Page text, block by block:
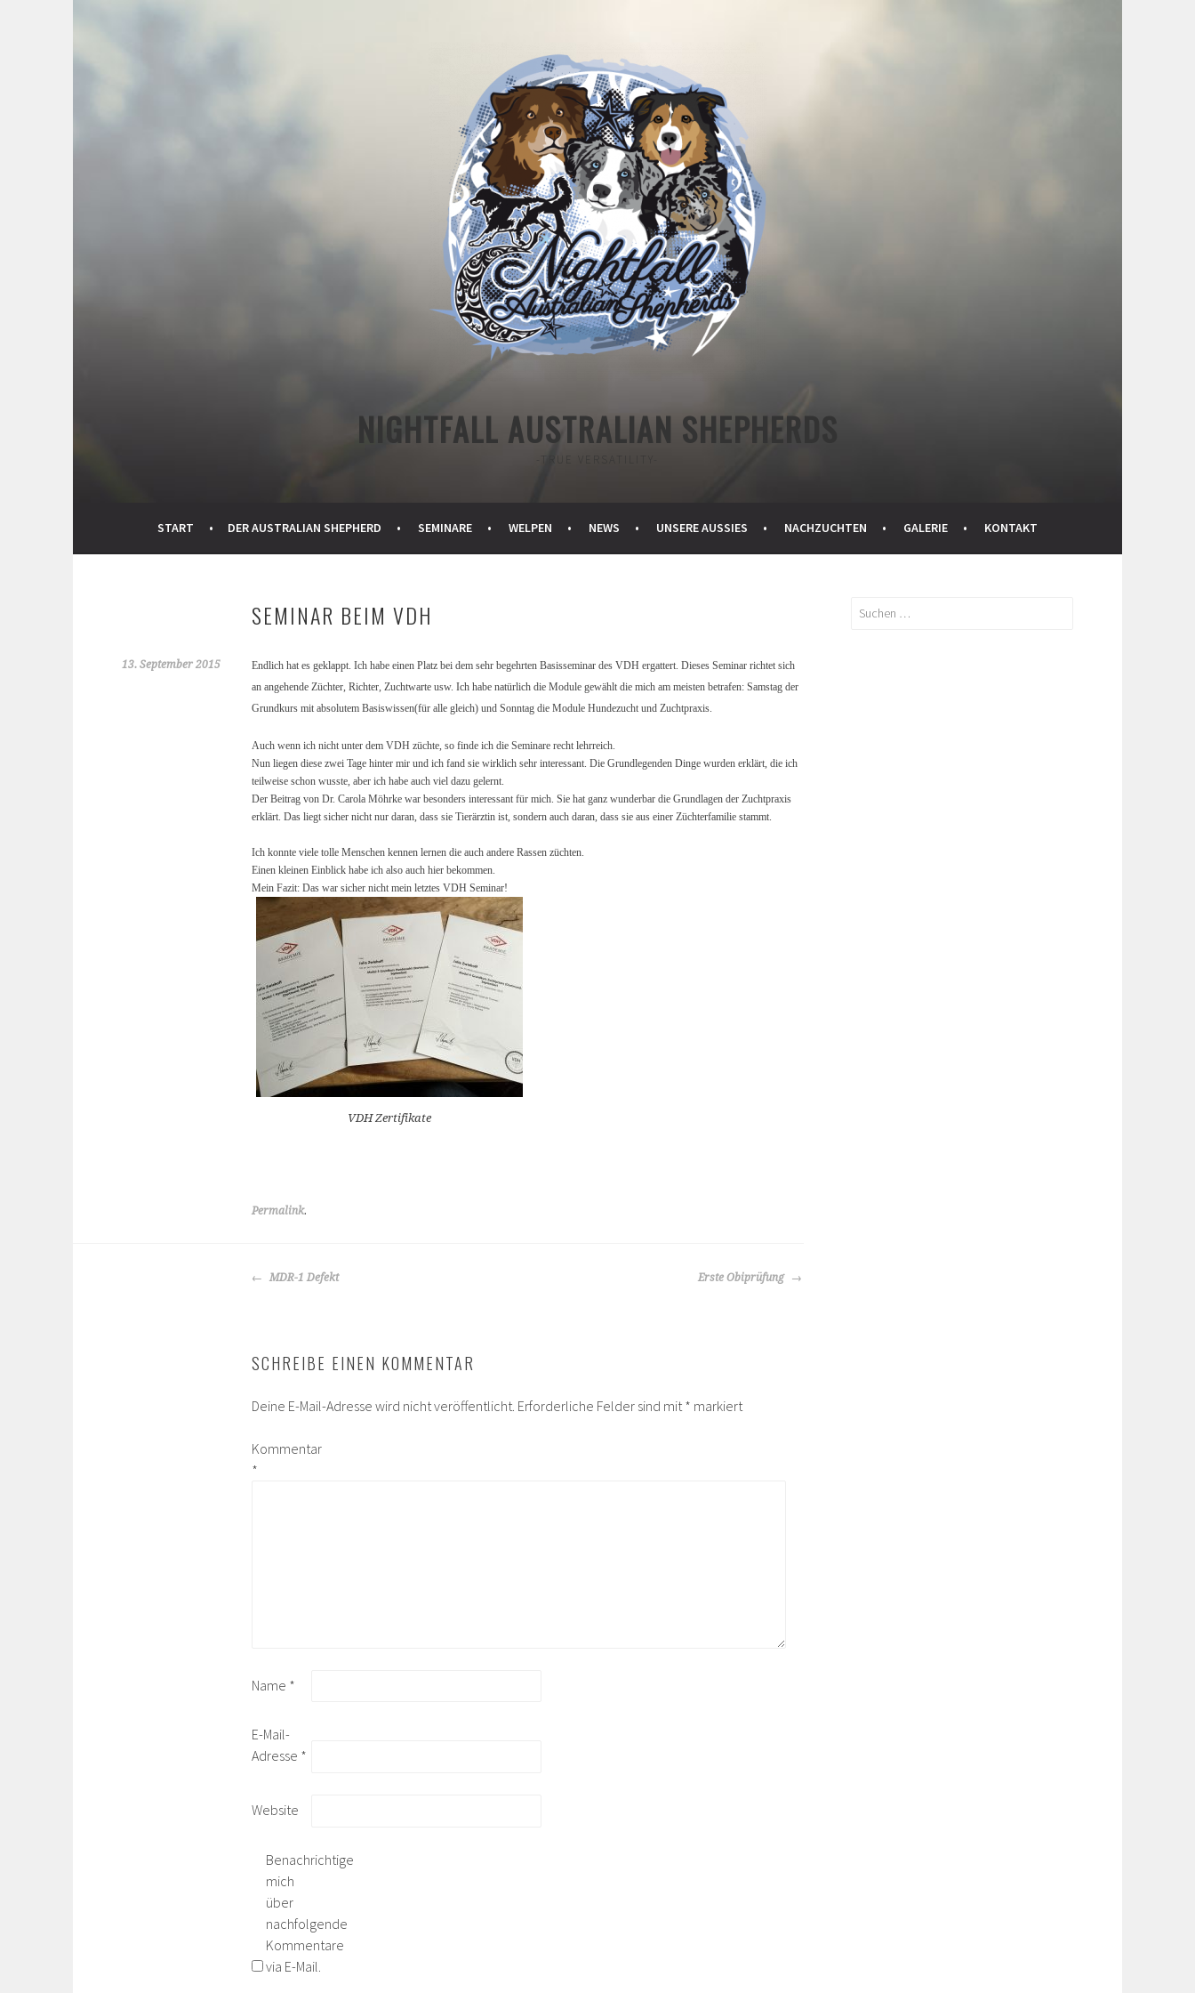
NIGHTFALL AUSTRALIAN SHEPHERDS
-TRUE VERSATILITY-
START DER AUSTRALIAN SHEPHERD SEMINARE WELPEN NEWS UNSERE AUSSIES NACHZUCHTEN GALERIE KONTAKT
SEMINAR BEIM VDH
13. September 2015
Endlich hat es geklappt. Ich habe einen Platz bei dem sehr begehrten Basisseminar des VDH ergattert. Dieses Seminar richtet sich
an angehende Züchter, Richter, Zuchtwarte usw. Ich habe natürlich die Module gewählt die mich am meisten betrafen: Samstag der
Grundkurs mit absolutem Basiswissen(für alle gleich) und Sonntag die Module Hundezucht und Zuchtpraxis.
Auch wenn ich nicht unter dem VDH züchte, so finde ich die Seminare recht lehrreich.
Nun liegen diese zwei Tage hinter mir und ich fand sie wirklich sehr interessant. Die Grundlegenden Dinge wurden erklärt, die ich
teilweise schon wusste, aber ich habe auch viel dazu gelernt.
Der Beitrag von Dr. Carola Möhrke war besonders interessant für mich. Sie hat ganz wunderbar die Grundlagen der Zuchtpraxis
erklärt. Das liegt sicher nicht nur daran, dass sie Tierärztin ist, sondern auch daran, dass sie aus einer Züchterfamilie stammt.
Ich konnte viele tolle Menschen kennen lernen die auch andere Rassen züchten.
Einen kleinen Einblick habe ich also auch hier bekommen.
Mein Fazit: Das war sicher nicht mein letztes VDH Seminar!
VDH Zertifikate
Permalink.
BEITRAGS-
MDR-1 Defekt Erste Obiprüfung
SCHREIBE EINEN KOMMENTAR
Deine E-Mail-Adresse wird nicht veröffentlicht. Erforderliche Felder sind mit * markiert
Kommentar
*
Name *
E-Mail-
Adresse *
Website
Benachrichtige
mich
über
nachfolgende
Kommentare
via E-Mail.
Suchen